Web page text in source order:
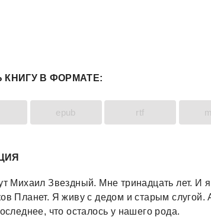
КНИГУ В ФОРМАТЕ:
epub rtf
Михаил Звездный. Мне тринадцать лет. И
Планет. Я живу с дедом и старым слугой.
что осталось у нашего рода.